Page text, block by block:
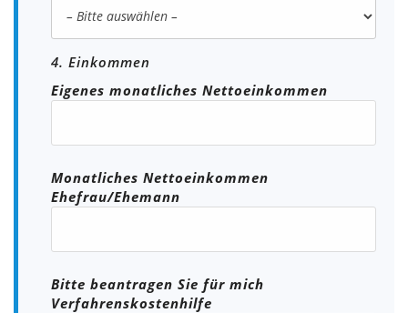
4. Einkommen
Eigenes monatliches Nettoeinkommen
Monatliches Nettoeinkommen
Ehefrau/Ehemann
Bitte beantragen Sie für mich
Verfahrenskostenhilfe